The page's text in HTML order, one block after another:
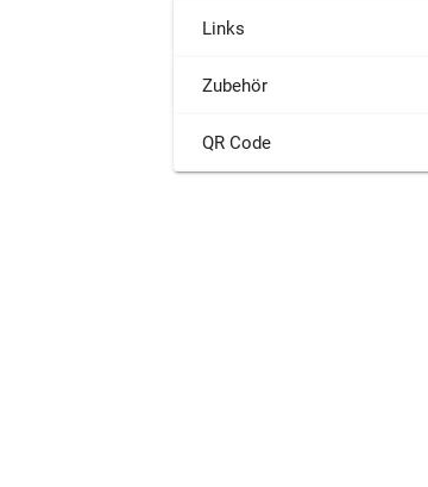
Links
Zubehör
QR Code